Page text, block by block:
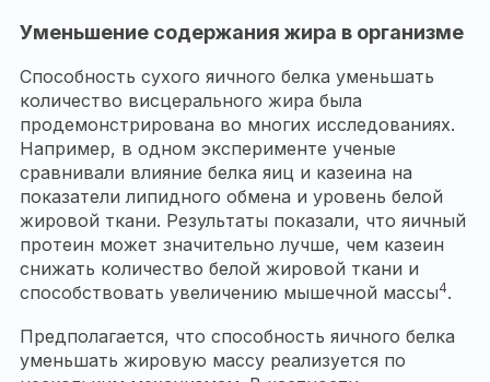
Уменьшение содержания жира в организме
Способность сухого яичного белка уменьшать
количество висцерального жира была
продемонстрирована во многих исследованиях.
Например, в одном эксперименте ученые
сравнивали влияние белка яиц и казеина на
показатели липидного обмена и уровень белой
жировой ткани. Результаты показали, что яичный
протеин может значительно лучше, чем казеин
снижать количество белой жировой ткани и
способствовать увеличению мышечной массы4.
Предполагается, что способность яичного белка
уменьшать жировую массу реализуется по